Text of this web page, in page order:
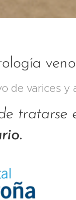
de varices y
tratarse